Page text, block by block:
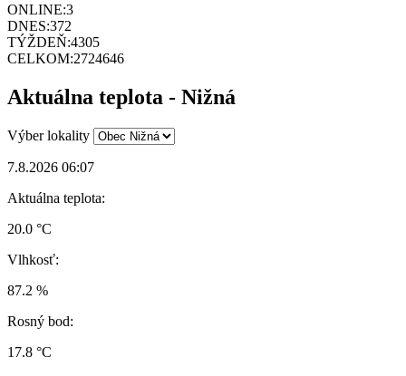
ONLINE:3
DNES:372
TÝŽDEŇ:4305
CELKOM:2724646
Aktuálna teplota - Nižná
Výber lokality
7.8.2026 06:07
Aktuálna teplota:
20.0 °C
Vlhkosť:
87.2 %
Rosný bod:
17.8 °C